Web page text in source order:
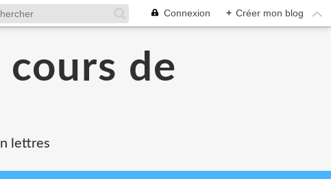
Connexion + Créer mon blog
de
lettres